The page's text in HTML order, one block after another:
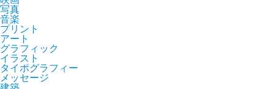
写真
音楽
プリント
アート
グラフィック
イラスト
タイポグラフィー
メッセージ